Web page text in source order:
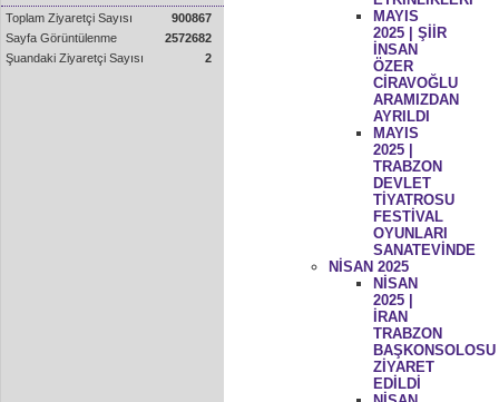
Toplam Ziyaretçi Sayısı
900867
Sayfa Görüntülenme
2572682
Şuandaki Ziyaretçi Sayısı
2
MAYIS
2025 | ŞİİR
İNSAN
ÖZER
CİRAVOĞLU
ARAMIZDAN
AYRILDI
MAYIS
2025 |
TRABZON
DEVLET
TİYATROSU
FESTİVAL
OYUNLARI
SANATEVİNDE
NİSAN 2025
NİSAN
2025 |
İRAN
TRABZON
BAŞKONSOLOSU
ZİYARET
EDİLDİ